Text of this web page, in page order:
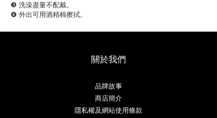
❸ 洗澡盡量不配戴。
❹ 外出可用酒精棉擦拭。
關於我們
品牌故事
商店簡介
隱私權及網站使用條款